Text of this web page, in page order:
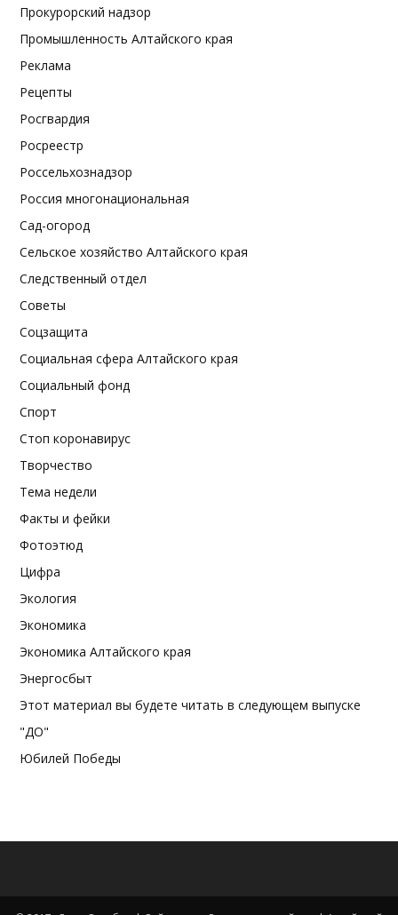
Прокурорский надзор
Промышленность Алтайского края
Реклама
Рецепты
Росгвардия
Росреестр
Россельхознадзор
Россия многонациональная
Сад-огород
Сельское хозяйство Алтайского края
Следственный отдел
Советы
Соцзащита
Социальная сфера Алтайского края
Социальный фонд
Спорт
Стоп коронавирус
Творчество
Тема недели
Факты и фейки
Фотоэтюд
Цифра
Экология
Экономика
Экономика Алтайского края
Энергосбыт
Этот материал вы будете читать в следующем выпуске
"ДО"
Юбилей Победы